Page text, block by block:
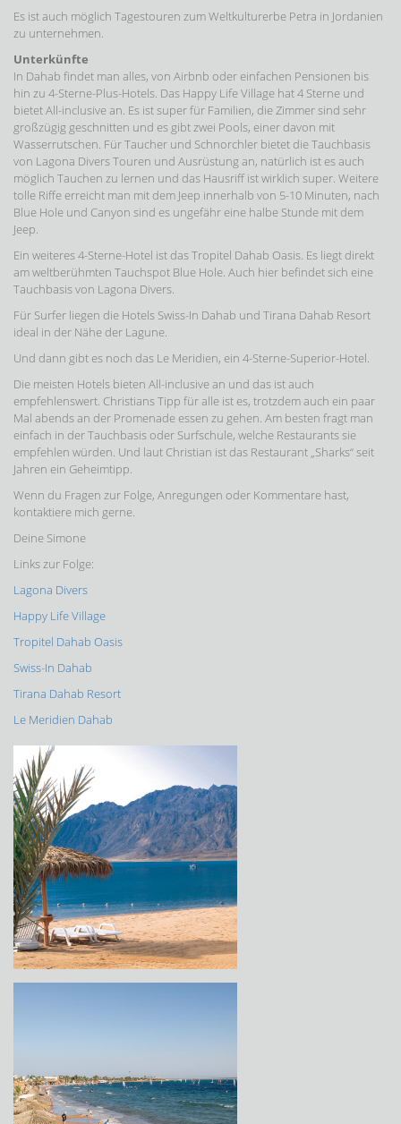
Es ist auch möglich Tagestouren zum Weltkulturerbe Petra in Jordanien
zu unternehmen.
Unterkünfte
In Dahab findet man alles, von Airbnb oder einfachen Pensionen bis
hin zu 4-Sterne-Plus-Hotels. Das Happy Life Village hat 4 Sterne und
bietet All-inclusive an. Es ist super für Familien, die Zimmer sind sehr
großzügig geschnitten und es gibt zwei Pools, einer davon mit
Wasserrutschen. Für Taucher und Schnorchler bietet die Tauchbasis
von Lagona Divers Touren und Ausrüstung an, natürlich ist es auch
möglich Tauchen zu lernen und das Hausriff ist wirklich super. Weitere
tolle Riffe erreicht man mit dem Jeep innerhalb von 5-10 Minuten, nach
Blue Hole und Canyon sind es ungefähr eine halbe Stunde mit dem
Jeep.
Ein weiteres 4-Sterne-Hotel ist das Tropitel Dahab Oasis. Es liegt direkt
am weltberühmten Tauchspot Blue Hole. Auch hier befindet sich eine
Tauchbasis von Lagona Divers.
Für Surfer liegen die Hotels Swiss-In Dahab und Tirana Dahab Resort
ideal in der Nähe der Lagune.
Und dann gibt es noch das Le Meridien, ein 4-Sterne-Superior-Hotel.
Die meisten Hotels bieten All-inclusive an und das ist auch
empfehlenswert. Christians Tipp für alle ist es, trotzdem auch ein paar
Mal abends an der Promenade essen zu gehen. Am besten fragt man
einfach in der Tauchbasis oder Surfschule, welche Restaurants sie
empfehlen würden. Und laut Christian ist das Restaurant „Sharks“ seit
Jahren ein Geheimtipp.
Wenn du Fragen zur Folge, Anregungen oder Kommentare hast,
kontaktiere mich gerne.
Deine Simone
Links zur Folge:
Lagona Divers
Happy Life Village
Tropitel Dahab Oasis
Swiss-In Dahab
Tirana Dahab Resort
Le Meridien Dahab